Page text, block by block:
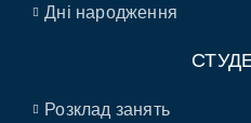
Дні народження
Розклад занять